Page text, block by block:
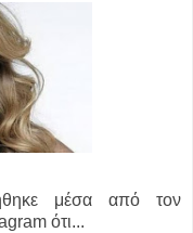
μέσα από τον
ότι...